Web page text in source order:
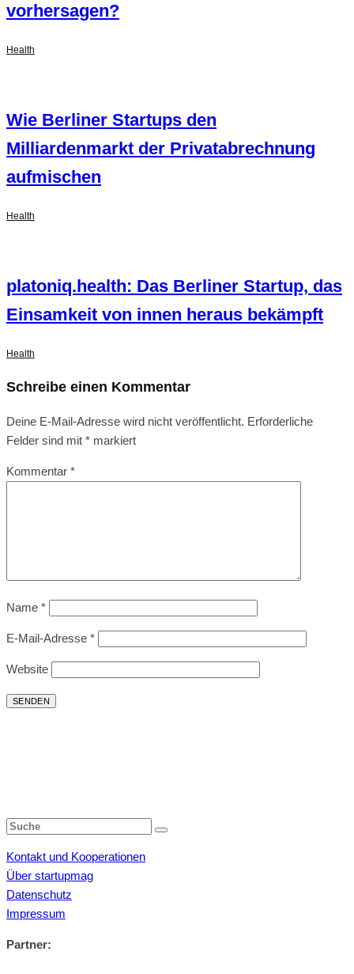
vorhersagen?
Health
Wie Berliner Startups den
Milliardenmarkt der Privatabrechnung
aufmischen
Health
platoniq.health: Das Berliner Startup, das
Einsamkeit von innen heraus bekämpft
Health
Schreibe einen Kommentar
Deine E-Mail-Adresse wird nicht veröffentlicht. Erforderliche
Felder sind mit * markiert
Kommentar *
Name *
E-Mail-Adresse *
Website
Kontakt und Kooperationen
Über startupmag
Datenschutz
Impressum
Partner: